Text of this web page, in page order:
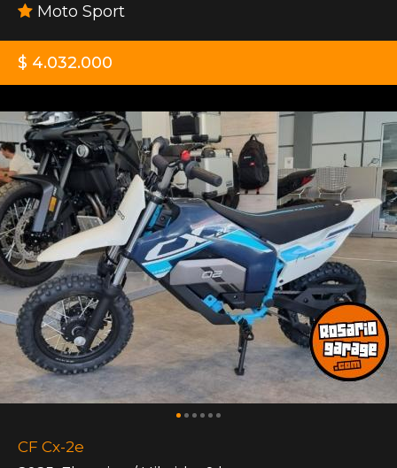
Moto Sport
$ 4.032.000
CF Cx-2e